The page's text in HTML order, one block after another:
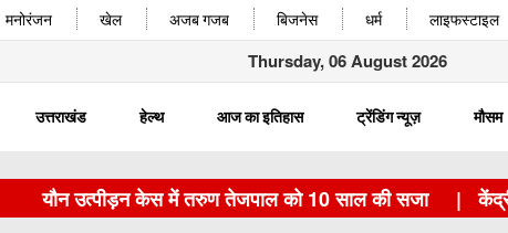
मनोरंजन खेल अजब गजब बिजनेस धर्म लाइफस्टाइल
Thursday, 06 August 2026
उत्तराखंड हेल्थ आज का इतिहास ट्रेंडिंग न्यूज़ मौसम
यौन उत्पीड़न केस में तरुण तेजपाल को 10 साल की सजा |केंद्रीय